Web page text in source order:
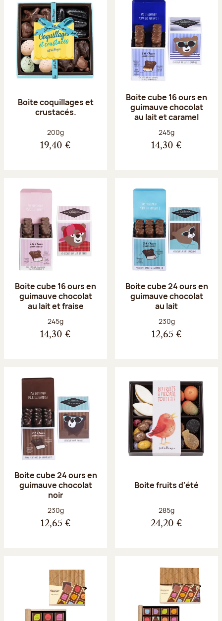
Boite coquillages et
crustacés.
Poids net :
200g
19,40 €
Boite cube 16 ours en
guimauve chocolat
au lait et caramel
Poids net :
245g
14,30 €
Boite cube 16 ours en
guimauve chocolat
au lait et fraise
Poids net :
245g
14,30 €
Boite cube 24 ours en
guimauve chocolat
au lait
Poids net :
230g
12,65 €
Boite cube 24 ours en
guimauve chocolat
noir
Poids net :
230g
12,65 €
Boite fruits d'été
Poids net :
285g
24,20 €